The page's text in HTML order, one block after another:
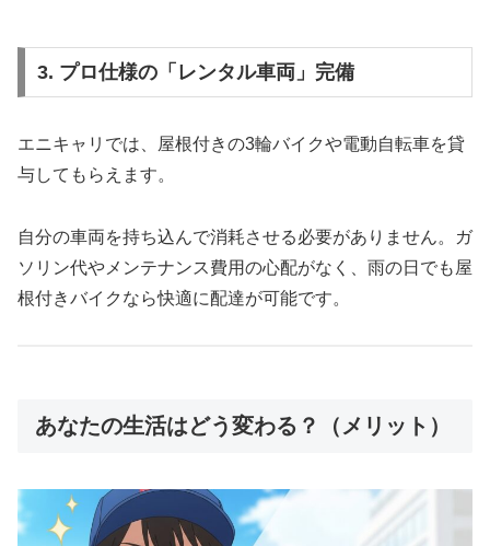
3. プロ仕様の「レンタル車両」完備
エニキャリでは、屋根付きの3輪バイクや電動自転車を貸
与してもらえます。
自分の車両を持ち込んで消耗させる必要がありません。ガ
ソリン代やメンテナンス費用の心配がなく、雨の日でも屋
根付きバイクなら快適に配達が可能です。
あなたの生活はどう変わる？（メリット）